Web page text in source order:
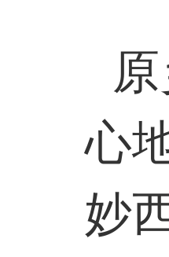
心
妙